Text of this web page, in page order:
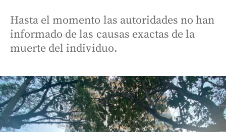
Hasta el momento las autoridades no han
informado de las causas exactas de la
muerte del individuo.